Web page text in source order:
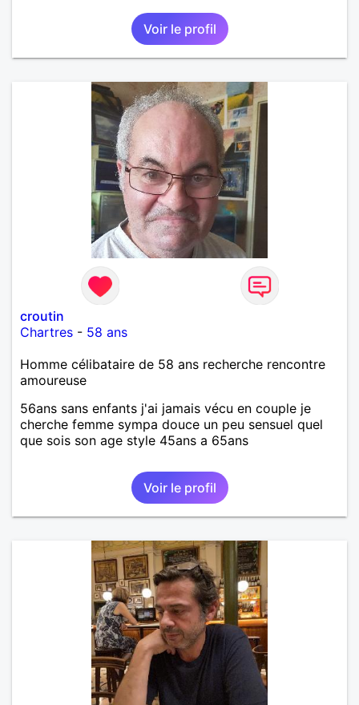
Voir le profil
croutin
Chartres - 58 ans
Homme célibataire de 58 ans recherche rencontre
amoureuse
56ans sans enfants j'ai jamais vécu en couple je
cherche femme sympa douce un peu sensuel quel
que sois son age style 45ans a 65ans
Voir le profil